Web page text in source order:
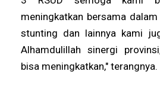
meningkatkan bersama
stunting dan lainnya kami
Alhamdulillah sinergi
bisa meningkatkan," terangnya.